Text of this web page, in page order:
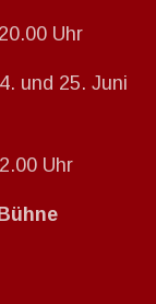
Uhr
und 25. Juni
Uhr